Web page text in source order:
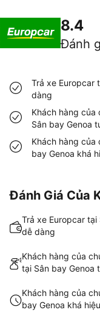
8.4
Đánh
Trả xe Europcar
dàng
Khách hàng của
Sân bay Genoa
Khách hàng của
bay Genoa khá
Đánh Giá Của
Trả xe Europcar
dễ dàng
Khách hàng của
tại Sân bay Genoa
Khách hàng của
bay Genoa khá